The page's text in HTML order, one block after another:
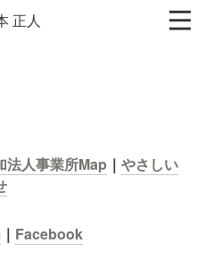
正人
法人事業所Map ｜ やさしい
｜ Facebook